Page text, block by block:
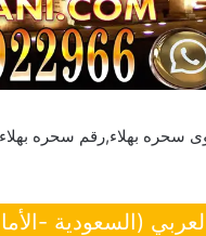
سحره بهلاء,رقم سحره
(السعودية -